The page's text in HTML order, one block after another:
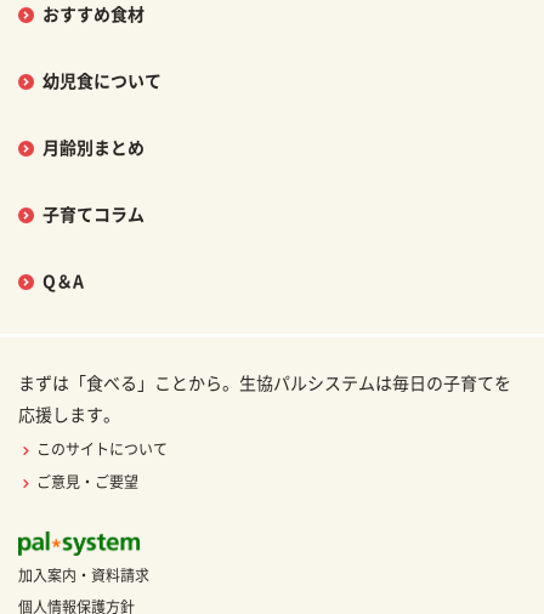
おすすめ食材
幼児食について
月齢別まとめ
子育てコラム
Q＆A
まずは「食べる」ことから。生協パルシステムは毎日の子育てを
応援します。
このサイトについて
ご意見・ご要望
加入案内・資料請求
個人情報保護方針